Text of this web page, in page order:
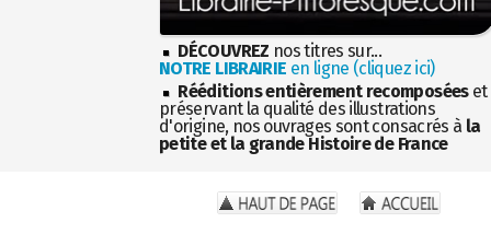
DÉCOUVREZ nos titres sur...
NOTRE LIBRAIRIE en ligne (cliquez ici)
Rééditions entièrement recomposéeset
préservant la qualité des illustrations
d'origine, nos ouvrages sont consacrés à la
petite et la grande Histoire de France